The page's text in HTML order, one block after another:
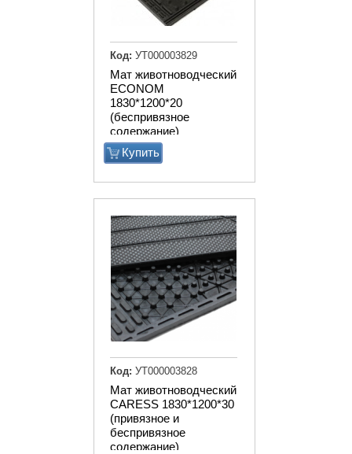
Мат животноводческий
ECONOM
1830*1200*20
(беспривязное
содержание)
Купить
Код: УТ000003829
Мат животноводческий
CARESS 1830*1200*30
(привязное и
беспривязное
содержание)
Код: УТ000003828